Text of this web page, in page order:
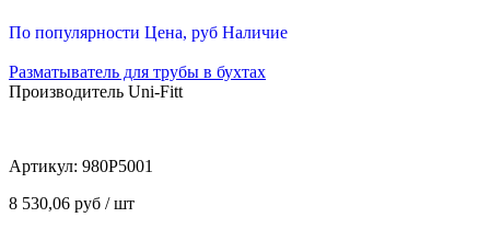
По популярности Цена, руб Наличие
Разматыватель для трубы в бухтах
Производитель Uni-Fitt
Артикул: 980P5001
8 530,06 руб / шт